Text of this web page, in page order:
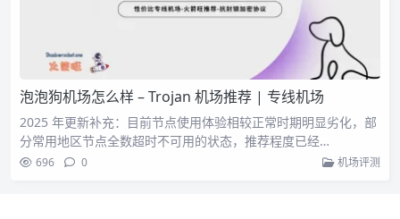
泡泡狗机场怎么样 – Trojan 机场推荐 | 专线机场
2025 年更新补充：目前节点使用体验相较正常时期明显劣化，部
分常用地区节点全数超时不可用的状态，推荐程度已经…
696 0 机场评测